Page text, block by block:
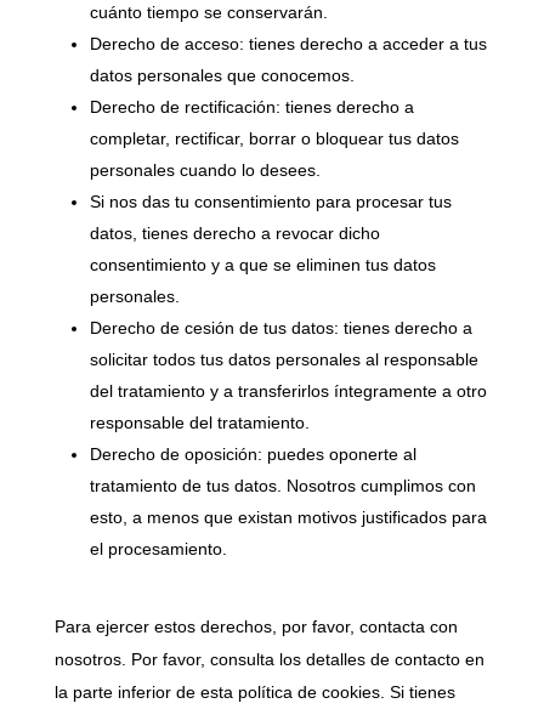
cuánto tiempo se conservarán.
Derecho de acceso: tienes derecho a acceder a tus
datos personales que conocemos.
Derecho de rectificación: tienes derecho a
completar, rectificar, borrar o bloquear tus datos
personales cuando lo desees.
Si nos das tu consentimiento para procesar tus
datos, tienes derecho a revocar dicho
consentimiento y a que se eliminen tus datos
personales.
Derecho de cesión de tus datos: tienes derecho a
solicitar todos tus datos personales al responsable
del tratamiento y a transferirlos íntegramente a otro
responsable del tratamiento.
Derecho de oposición: puedes oponerte al
tratamiento de tus datos. Nosotros cumplimos con
esto, a menos que existan motivos justificados para
el procesamiento.
Para ejercer estos derechos, por favor, contacta con
nosotros. Por favor, consulta los detalles de contacto en
la parte inferior de esta política de cookies. Si tienes